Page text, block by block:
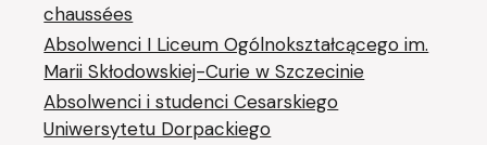
chaussées
Absolwenci I Liceum Ogólnokształcącego im.
Marii Skłodowskiej-Curie w Szczecinie
Absolwenci i studenci Cesarskiego
Uniwersytetu Dorpackiego